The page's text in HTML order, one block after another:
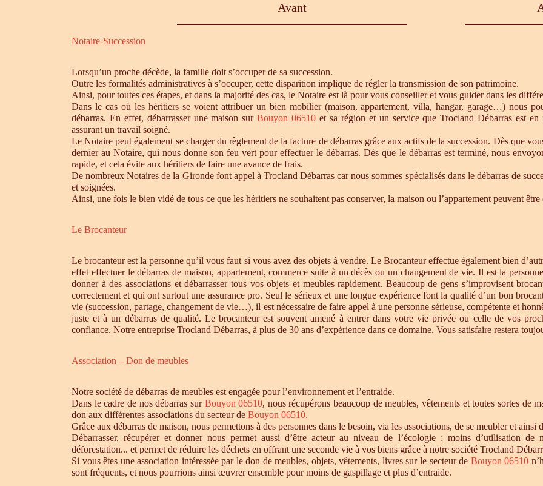
Avant
Notaire-Succession
Lorsqu’un proche décède, la famille doit s’occuper de sa succession.
Outre les formalités administratives à s’occuper, cette disparition implique de régler la transmission de son patrimoine.
Ainsi, pour toutes ces étapes, et dans la majorité des cas, le Notaire est là pour vous conseiller et vous guider dans les
Dans le cas où les héritiers se voient attribuer un bien mobilier (maison, appartement, villa, hangar, garage…) nous
débarras. En effet, débarrasser une maison surBouyon 06510 et sa région et un service que Trocland Débarras est
assurant un travail soigné.
Le Notaire peut également se charger du règlement de la facture de débarras grâce aux actifs de la succession. Dès que
dernier au Notaire, qui nous donne son feu vert pour effectuer le débarras. Dès que le débarras est terminé, nous
rapide, et cela évite aux héritiers de faire une avance de frais.
De nombreux Notaires de la Gironde font appel à Trocland Débarras car nous sommes spécialisés dans le débarras de
et soignées.
Ainsi, une fois le bien vidé de tous ce que les héritiers ne souhaitent pas conserver, la maison ou l’appartement peuvent
Le Brocanteur
Le brocanteur est la personne qu’il vous faut si vous avez des objets à vendre. Le Brocanteur effectue également bien
effet effectuer le débarras de maison, appartement, commerce suite à un décès ou un changement de vie. Il est la
donner à des associations et débarrasser tous vos objets et meubles rapidement. Beaucoup de gens s’improvisent
correctement et qui ont surtout une assurance pro. Seul le sérieux et une longue expérience font la qualité d’un bon
vie (succession, partage, changement de vie…), il est nécessaire de faire appel à une personne sérieuse, compétente et
juste et à un débarras de qualité. Le brocanteur est souvent amené à entrer dans votre vie privée ou celle de vos
confiance. Notre entreprise Trocland Débarras, à plus de 30 ans d’expérience dans ce domaine. Vous satisfaire restera
Association – Don de meubles
Notre société de débarras de meubles est engagée pour l’environnement et l’entraide.
Dans le cadre de nos débarras sur Bouyon 06510, nous récupérons beaucoup de meubles, vêtements et toutes sortes de
don aux différentes associations du secteur de Bouyon 06510.
Grâce aux débarras de maison, nous permettons à des personnes dans le besoin, via les associations, de se meubler et
Débarrasser, récupérer et donner nous permet aussi d’être acteur au niveau de l’écologie ; moins d’utilisation
déforestation... et permet de réduire les déchets en offrant une seconde vie à vos biens grâce à notre société Trocland
Si vous êtes une association intéressée par le don de meubles, objets, vêtements, livres sur le secteur de Bouyon 06510
sont fréquents, et nous pourrions ainsi œuvrer ensemble pour moins de gaspillage et plus d’entraide.